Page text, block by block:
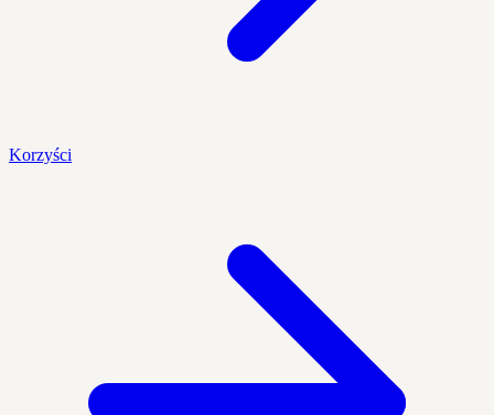
Korzyści